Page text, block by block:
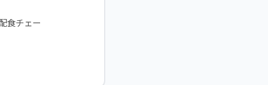
食チェー